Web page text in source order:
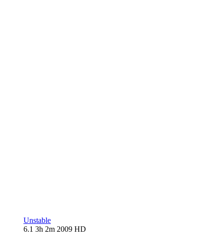
Unstable
6.1 3h 2m 2009 HD